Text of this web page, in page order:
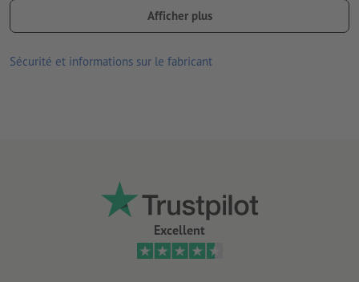
Comment créer correctement des fichiers d'impression?
Offrez à vos cartes de visite une finition élégante avec
différents vernis et revêtements de qualité.
Afficher plus
Sécurité et informations sur le fabricant
Excellent